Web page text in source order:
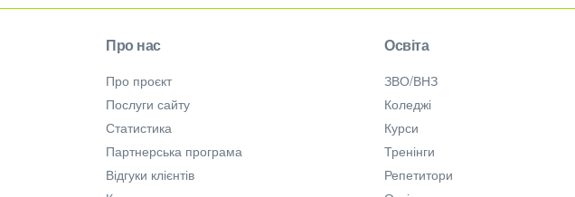
Про нас
Про проєкт
Послуги сайту
Статистика
Партнерська програма
Відгуки клієнтів
Освіта
ЗВО/ВНЗ
Коледжі
Курси
Тренінги
Репетитори